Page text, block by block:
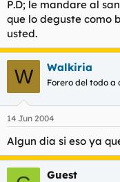
P.D; le mandare al
que lo deguste como
usted.
W Walkiria
Forero del todo a
14 Jun 2004
Algun dia si eso ya
Guest